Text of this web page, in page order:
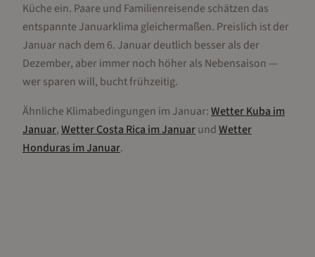
Küche ein. Paare und Familienreisende schätzen das
entspannte Januarklima gleichermaßen. Preislich ist der
Januar nach dem 6. Januar deutlich besser als der
Dezember, aber immer noch höher als Nebensaison —
wer sparen will, bucht frühzeitig.
Ähnliche Klimabedingungen im Januar:WetterKuba im
Januar,WetterCosta Rica imJanuarundWetter
HondurasimJanuar.